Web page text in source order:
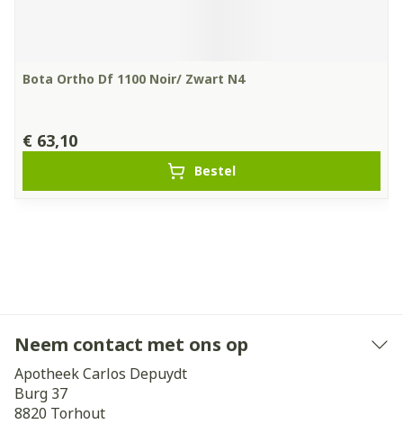
Bota Ortho Df 1100 Noir/ Zwart N4
€ 63,10
Bestel
Neem contact met ons op
Apotheek Carlos Depuydt
Burg 37
8820 Torhout